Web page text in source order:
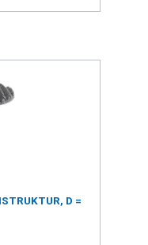
D =